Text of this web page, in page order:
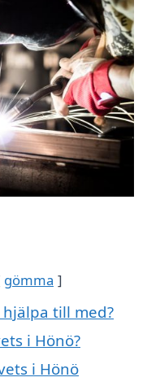
gömma
till med?
i Hönö?
i Hönö